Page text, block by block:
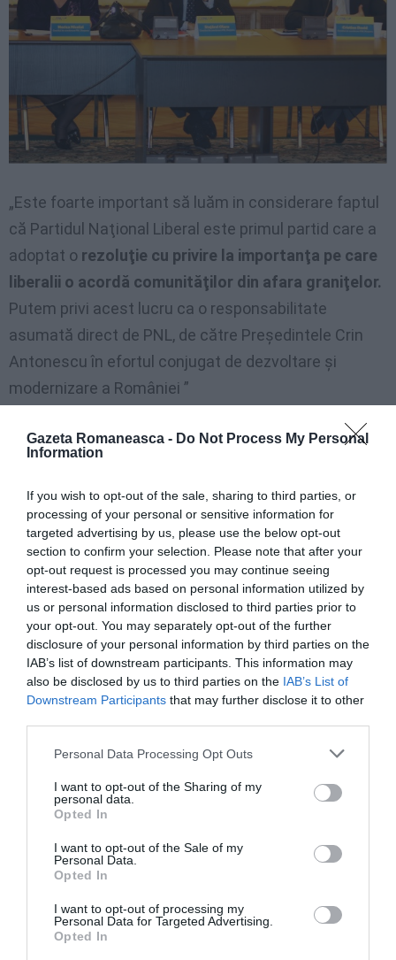
Gazeta Romaneasca - Do Not Process My Personal
Information
If you wish to opt-out of the sale, sharing to third parties, or
processing of your personal or sensitive information for
targeted advertising by us, please use the below opt-out
section to confirm your selection. Please note that after your
opt-out request is processed you may continue seeing
interest-based ads based on personal information utilized by
us or personal information disclosed to third parties prior to
your opt-out. You may separately opt-out of the further
disclosure of your personal information by third parties on the
IAB’s list of downstream participants. This information may
also be disclosed by us to third parties on the IAB’s List of
Downstream Participants that may further disclose it to other
Personal Data Processing Opt Outs
I want to opt-out of the Sharing of my
personal data.
Opted In
I want to opt-out of the Sale of my
Personal Data.
Opted In
I want to opt-out of processing my
Personal Data for Targeted Advertising.
Opted In
„Este foarte important să luăm in considerare faptul
că Partidul Naţional Liberal este primul partid care a
adoptat o rezoluţie cu privire la importanţa pe care
liberalii o acordă comunităţilor din afara graniţelor.
Putem privi acest lucru ca o responsabilitate
asumată direct de PNL, de către Preşedintele Crin
Antonescu în efortul conjugat de dezvoltare şi
modernizare a României ”
În continuare,Norica Nicolaia reiterat sprijinul
Partidului Naţional Liberal în problematicile diasporei
astăzi reprezintă un element de modernizare al
Partidului Naţional Liberal în modul de organizare PNL
Diaspora. Ataşamentul faţă de valori liberale într-o
Europă care devine din ce în ce mai mult liberală ne
îndeamnă să încercăm să promovăm legătura cu
partidele liberale din statele membre prin dezvoltarea
unei strategii de susţinere şi promovare a României”.
în Spaţiul Schengen. “Avem nevoie de aportul
românilor plecaţi în străinătate .Aceştia trebuie să
promoveze o imagine corectă şi pozitivă a României
în ţările de reşedinţă. România şi cetăţenii români,
oriunde s-ar afla aceştia, merită o abordare corectă
în problematica intrării în spaţiul Schengen, iniţiativa